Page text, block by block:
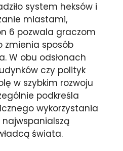
system heksów i
miastami,
6 pozwala graczom
zmienia sposób
W obu odsłonach
czy polityk
w szybkim rozwoju
podkreśla
wykorzystania
świata.